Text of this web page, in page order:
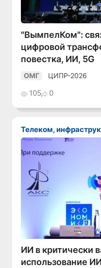
"ВымпелКом":
цифровой
повестка, ИИ, 5G
ОМГ ЦИПР-2026
105 0
Телеком,
ИИ в критически
использование